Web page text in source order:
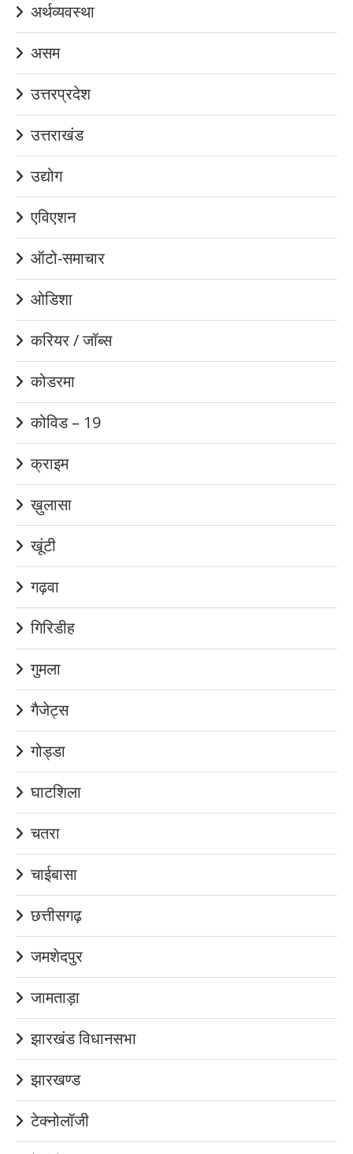
अर्थव्यवस्था
असम
उत्तरप्रदेश
उत्तराखंड
उद्योग
एविएशन
ऑटो-समाचार
ओडिशा
करियर / जॉब्स
कोडरमा
कोविड – 19
क्राइम
ख़ुलासा
खूंटी
गढ़वा
गिरिडीह
गुमला
गैजेट्स
गोड्डा
घाटशिला
चतरा
चाईबासा
छत्तीसगढ़
जमशेदपुर
जामताड़ा
झारखंड विधानसभा
झारखण्ड
टेक्नोलॉजी